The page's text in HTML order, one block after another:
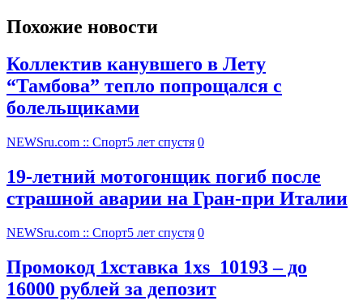
Похожие новости
Коллектив канувшего в Лету
“Тамбова” тепло попрощался с
болельщиками
NEWSru.com :: Спорт5 лет спустя 0
19-летний мотогонщик погиб после
страшной аварии на Гран-при Италии
NEWSru.com :: Спорт5 лет спустя 0
Промокод 1хставка 1xs_10193 – до
16000 рублей за депозит